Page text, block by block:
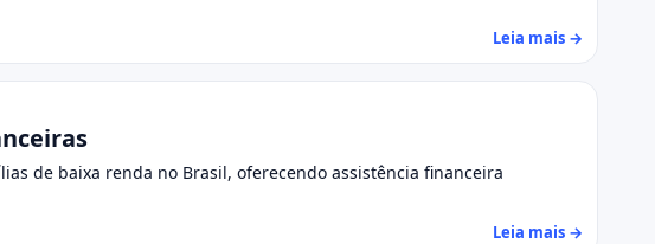
Leia mais →
de baixa renda no Brasil, oferecendo assistência financeira
Leia mais →